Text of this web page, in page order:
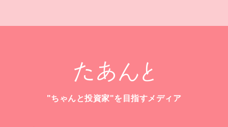
"ちゃんと投資家"を目指すメディア